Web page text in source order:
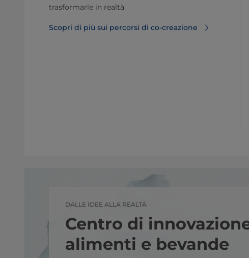
trasformarle in realtà.
Scopri di più sui percorsi di co-creazione
DALLE IDEE ALLA REALTÀ
Centro di
alimenti e bevande